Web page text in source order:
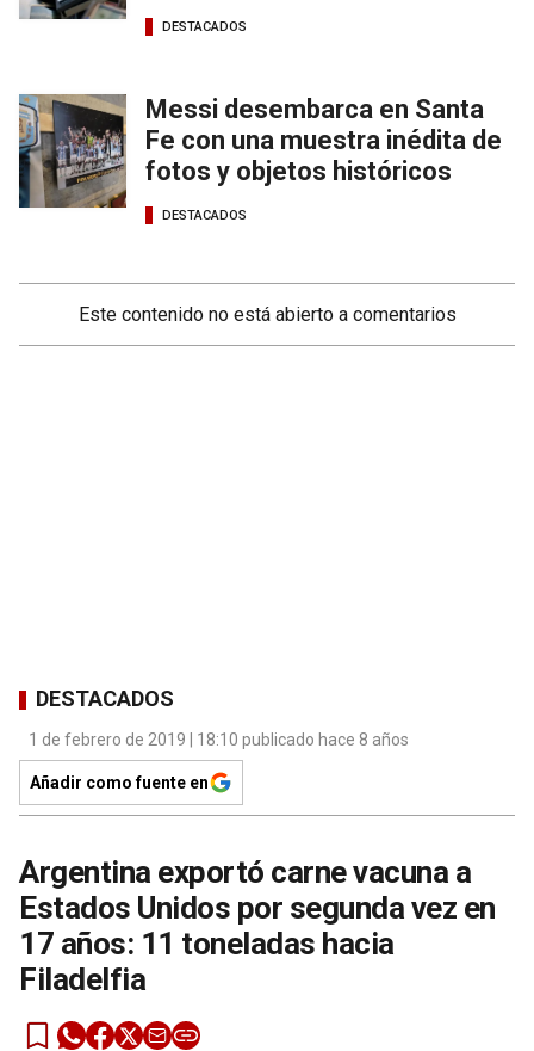
DESTACADOS
Messi desembarca en Santa
Fe con una muestra inédita de
fotos y objetos históricos
DESTACADOS
Este contenido no está abierto a comentarios
DESTACADOS
1 de febrero de 2019 | 18:10 publicado hace 8 años
Añadir como fuente en
Argentina exportó carne vacuna a
Estados Unidos por segunda vez en
17 años: 11 toneladas hacia
Filadelfia